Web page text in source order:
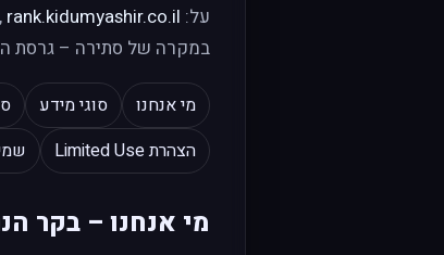
על:
, rank.kidumyashir.co.il
במקרה של סתירה – גרסת
מי אנחנו סוגי מידע
הצהרת Limited Use
מי אנחנו – בקר